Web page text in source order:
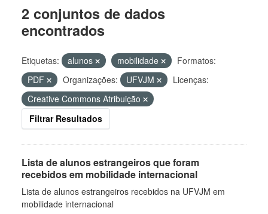
2 conjuntos de dados
encontrados
Etiquetas: alunos mobilidade
Formatos:
PDF
Organizações: UFVJM
Licenças:
Creative Commons Atribuição
Filtrar Resultados
Lista de alunos estrangeiros que foram
recebidos em mobilidade internacional
Lista de alunos estrangeiros recebidos na UFVJM em
mobilidade internacional